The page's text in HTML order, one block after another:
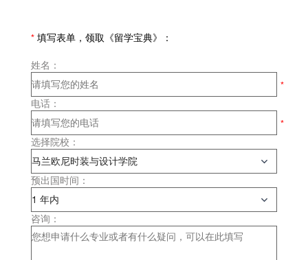
* 填写表单，领取《留学宝典》：
姓名：
电话：
选择院校：
预出国时间：
咨询：